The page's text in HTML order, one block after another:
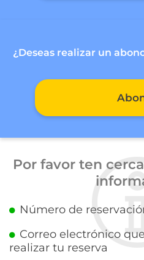
¿Deseas realizar un
Por favor ten
Número de
Correo electrónico
realizar tu reserva